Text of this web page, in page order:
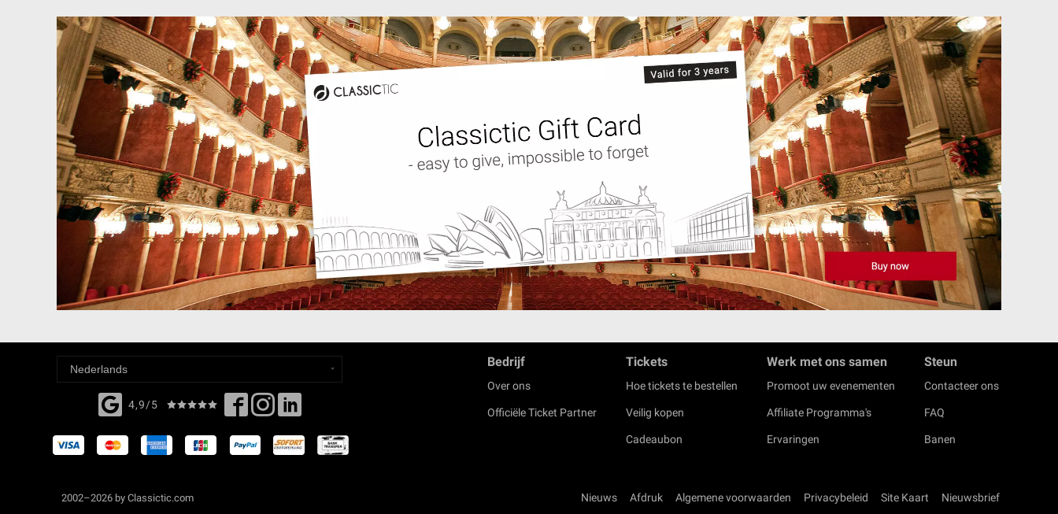
4,9/5
Bedrijf
Over ons
Officiële Ticket Partner
Tickets
Hoe tickets te bestellen
Veilig kopen
Cadeaubon
Werk met ons samen
Promoot uw evenementen
Affiliate Programma's
Ervaringen
Steun
Contacteer ons
FAQ
Banen
Nieuws Afdruk Algemene voorwaarden Privacybeleid Site Kaart Nieuwsbrief
2002–2026 by Classictic.com